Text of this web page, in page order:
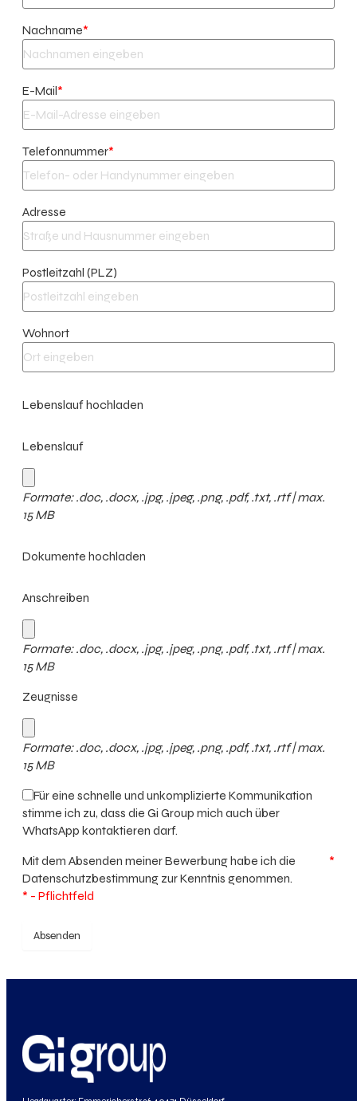
Nachname*
E-Mail*
Telefonnummer*
Adresse
Postleitzahl (PLZ)
Wohnort
Lebenslauf hochladen
Lebenslauf
Formate: .doc, .docx, .jpg, .jpeg, .png, .pdf, .txt, .rtf | max.
15 MB
Dokumente hochladen
Anschreiben
Formate: .doc, .docx, .jpg, .jpeg, .png, .pdf, .txt, .rtf | max.
15 MB
Zeugnisse
Formate: .doc, .docx, .jpg, .jpeg, .png, .pdf, .txt, .rtf | max.
15 MB
Für eine schnelle und unkomplizierte Kommunikation
stimme ich zu, dass die Gi Group mich auch über
WhatsApp kontaktieren darf.
*
Mit dem Absenden meiner Bewerbung habe ich die
Datenschutzbestimmung zur Kenntnis genommen.
* - Pflichtfeld
Absenden